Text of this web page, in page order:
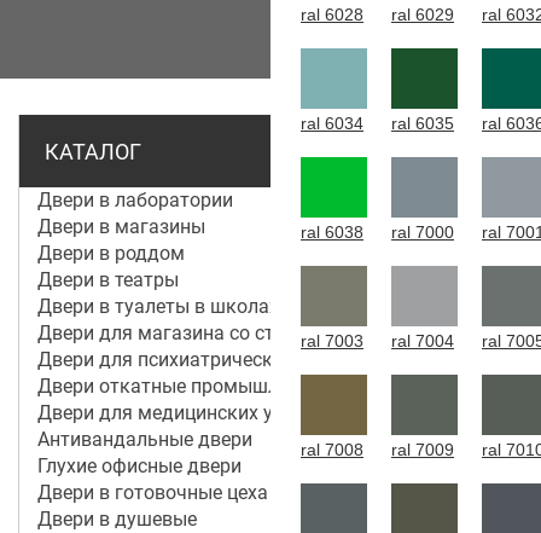
КАТАЛОГ
Двери в лаборатории
Двери в магазины
Двери в роддом
Двери в театры
Двери в туалеты в школах
Двери для магазина со стеклом
Двери для психиатрической больницы
Двери откатные промышленные
Двери для медицинских учреждений и больниц
Антивандальные двери
Глухие офисные двери
Двери в готовочные цеха
Двери в душевые
ral 6028 ral 6029 ral
ral 6034 ral 6035 ral
ral 6038 ral 7000 ral
ral 7003 ral 7004 ral
ral 7008 ral 7009 ral